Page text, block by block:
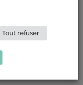
Tout refuser